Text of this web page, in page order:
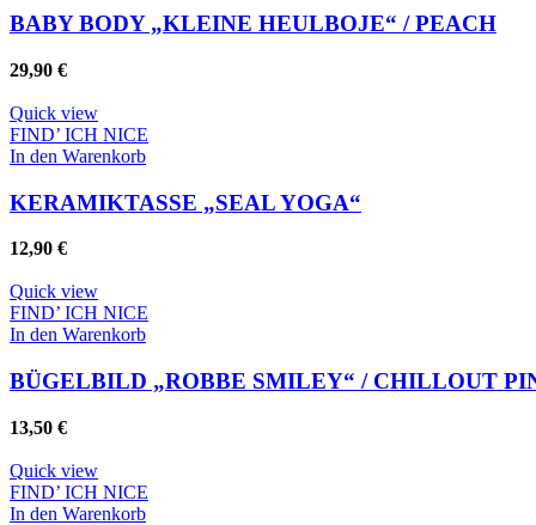
der
Produktseite
weist
der
Produktseite
BABY BODY „KLEINE HEULBOJE“ / PEACH
29,90 €
Quick view
FIND’ ICH NICE
In den Warenkorb
KERAMIKTASSE „SEAL YOGA“
12,90 €
Quick view
FIND’ ICH NICE
In den Warenkorb
BÜGELBILD „ROBBE SMILEY“ / CHILLOUT
13,50 €
Quick view
FIND’ ICH NICE
In den Warenkorb